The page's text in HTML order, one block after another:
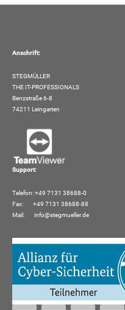
Anschrift:
STEGMÜLLER
THE IT-PROFESSIONALS
Benzstraße 6-8
74211 Leingarten
Support:
Telefon: +49 7131 38688-0
Fax: +49 7131 38688-88
Mail:
info@stegmueller.de